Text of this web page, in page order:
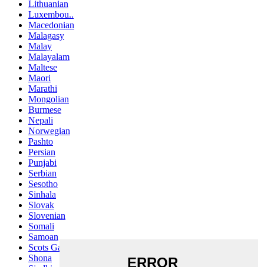
Lithuanian
Luxembou..
Macedonian
Malagasy
Malay
Malayalam
Maltese
Maori
Marathi
Mongolian
Burmese
Nepali
Norwegian
Pashto
Persian
Punjabi
Serbian
Sesotho
Sinhala
Slovak
Slovenian
Somali
Samoan
Scots Gaelic
Shona